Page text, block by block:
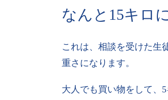
なんと15キロ
これは、相談を受けた生
重さになります。
大人でも買い物をして、